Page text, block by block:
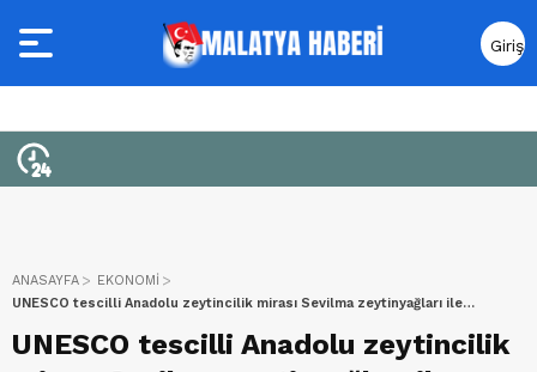
Giriş
Yap
ANASAYFA
EKONOMİ
UNESCO tescilli Anadolu zeytincilik mirası Sevilma zeytinyağları ile
UNESCO tescilli Anadolu zeytincilik